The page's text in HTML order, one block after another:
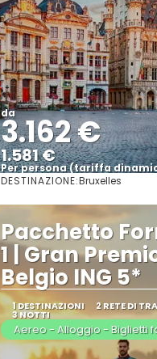
da
3.162 €
1.581 €
Per persona (tariffa
Vedere di più
DESTINAZIONE:Bruxelles
Pacchetto
1 | Gran
Belgio ING 5*
1 DESTINAZIONI 2 RETE DI
3 NOTTI
Aereo - Alloggio - Biglietti